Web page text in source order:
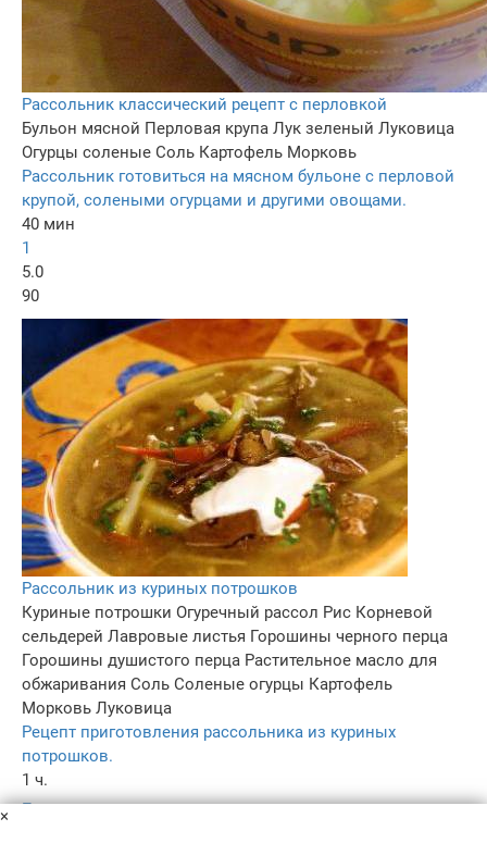
Рассольник классический рецепт с перловкой
Бульон мясной Перловая крупа Лук зеленый Луковица
Огурцы соленые Соль Картофель Морковь
Рассольник готовиться на мясном бульоне с перловой
крупой, солеными огурцами и другими овощами.
40 мин
1
5.0
90
Рассольник из куриных потрошков
Куриные потрошки Огуречный рассол Рис Корневой
сельдерей Лавровые листья Горошины черного перца
Горошины душистого перца Растительное масло для
обжаривания Соль Соленые огурцы Картофель
Морковь Луковица
Рецепт приготовления рассольника из куриных
потрошков.
1 ч.
–
×